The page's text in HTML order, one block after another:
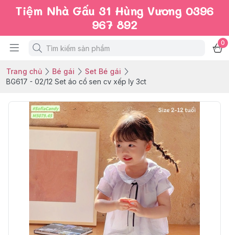
Tiệm Nhà Gấu 31 Hùng Vương 0396
967 892
0
Trang chủ Bé gái
Set Bé gái
BG617 - 02/12 Set áo cổ sen cv xếp ly 3ct